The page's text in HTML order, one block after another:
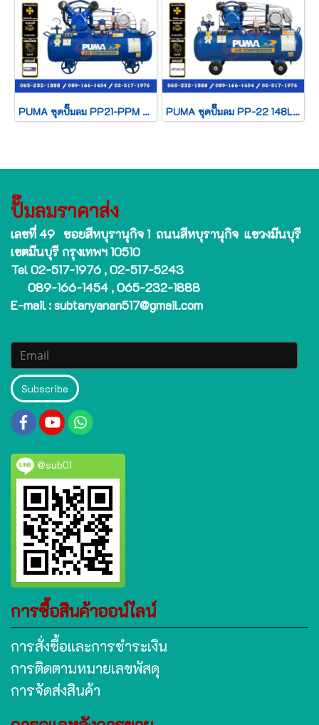
PUMA ชุดปั๊มลม PP21-PPM 220V 92L 2 สูบ + มอเตอร์ 1HP 220V PUMA PUMA ชุดปั๊มลม PP-22 148L 2 สูบ + มอเตอร์ 2HP 220V HITACHI
ปั๊มลมราคาส่ง
เลขที่ 49 ซอยสีหบุรานุกิจ 1 ถนนสีหบุรานุกิจ แขวงมีนบุรี
เขตมีนบุรี กรุงเทพฯ 10510
Tel 02-517-1976 , 02-517-5243
089-166-1454 , 065-232-1888
E-mail : subtanyanan517@gmail.com
Subscribe
@sub01
การซื้อสินค้าออน์ไลน์
การสั่งซื้อและการชำระเงิน
การติดตามหมายเลขพัสดุ
การจัดส่งสินค้า